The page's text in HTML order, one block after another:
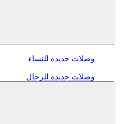
وصلات جديدة للنساء
وصلات جديدة للرجال